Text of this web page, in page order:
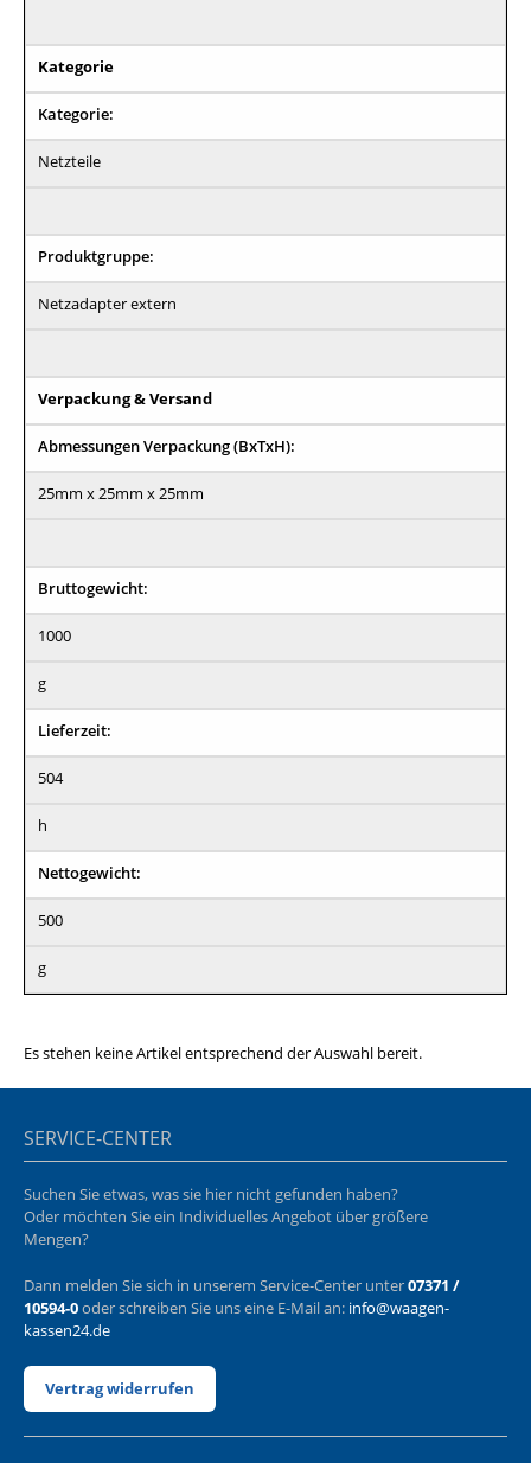
Kategorie
Kategorie:
Netzteile
Produktgruppe:
Netzadapter extern
Verpackung & Versand
Abmessungen Verpackung (BxTxH):
25mm x 25mm x 25mm
Bruttogewicht:
1000
g
Lieferzeit:
504
h
Nettogewicht:
500
g
Es stehen keine Artikel entsprechend der Auswahl bereit.
SERVICE-CENTER
Suchen Sie etwas, was sie hier nicht gefunden haben?
Oder möchten Sie ein Individuelles Angebot über größere
Mengen?
Dann melden Sie sich in unserem Service-Center unter07371 /
10594-0oder schreiben Sie uns eine E-Mail an: info@waagen-
kassen24.de
Vertrag widerrufen